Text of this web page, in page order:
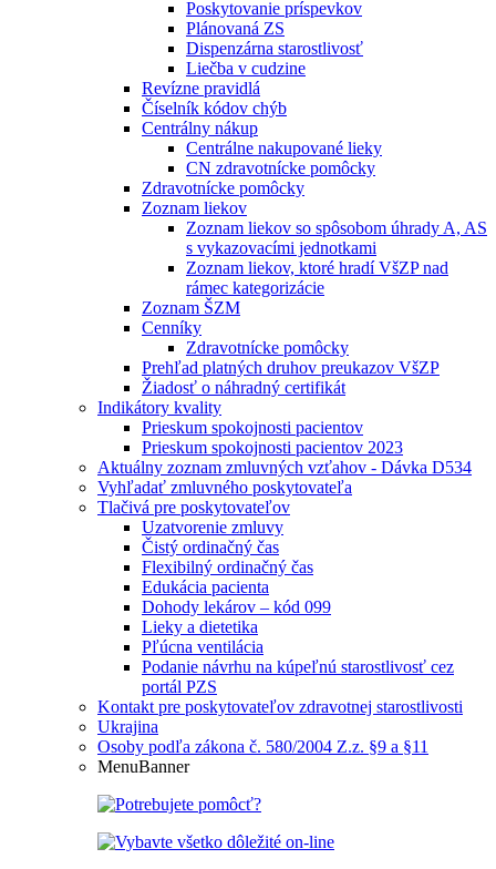
Poskytovanie príspevkov
Plánovaná ZS
Dispenzárna starostlivosť
Liečba v cudzine
Revízne pravidlá
Číselník kódov chýb
Centrálny nákup
Centrálne nakupované lieky
CN zdravotnícke pomôcky
Zdravotnícke pomôcky
Zoznam liekov
Zoznam liekov so spôsobom úhrady A, AS
s vykazovacími jednotkami
Zoznam liekov, ktoré hradí VšZP nad
rámec kategorizácie
Zoznam ŠZM
Cenníky
Zdravotnícke pomôcky
Prehľad platných druhov preukazov VšZP
Žiadosť o náhradný certifikát
Indikátory kvality
Prieskum spokojnosti pacientov
Prieskum spokojnosti pacientov 2023
Aktuálny zoznam zmluvných vzťahov - Dávka D534
Vyhľadať zmluvného poskytovateľa
Tlačivá pre poskytovateľov
Uzatvorenie zmluvy
Čistý ordinačný čas
Flexibilný ordinačný čas
Edukácia pacienta
Dohody lekárov – kód 099
Lieky a dietetika
Pľúcna ventilácia
Podanie návrhu na kúpeľnú starostlivosť cez
portál PZS
Kontakt pre poskytovateľov zdravotnej starostlivosti
Ukrajina
Osoby podľa zákona č. 580/2004 Z.z. §9 a §11
MenuBanner